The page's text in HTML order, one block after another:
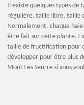
Il existe quelques types
régulière, taille libre, taille
Normalement, chaque
être fait sur cette plante.
taille de fructification pour
développer pour être plus
Mont Les Seurre si vous